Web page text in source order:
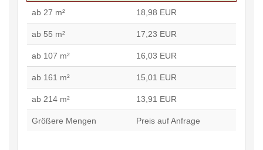
ab 27 m² 18,98 EUR
ab 55 m² 17,23 EUR
ab 107 m² 16,03 EUR
ab 161 m² 15,01 EUR
ab 214 m² 13,91 EUR
Größere Mengen Preis auf Anfrage